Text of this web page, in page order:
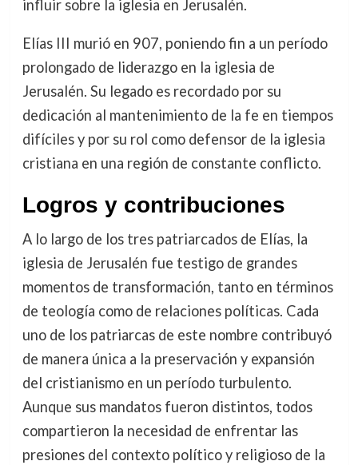
influir sobre la iglesia en Jerusalén.
Elías III murió en 907, poniendo fin a un período
prolongado de liderazgo en la iglesia de
Jerusalén. Su legado es recordado por su
dedicación al mantenimiento de la fe en tiempos
difíciles y por su rol como defensor de la iglesia
cristiana en una región de constante conflicto.
Logros y contribuciones
A lo largo de los tres patriarcados de Elías, la
iglesia de Jerusalén fue testigo de grandes
momentos de transformación, tanto en términos
de teología como de relaciones políticas. Cada
uno de los patriarcas de este nombre contribuyó
de manera única a la preservación y expansión
del cristianismo en un período turbulento.
Aunque sus mandatos fueron distintos, todos
compartieron la necesidad de enfrentar las
presiones del contexto político y religioso de la